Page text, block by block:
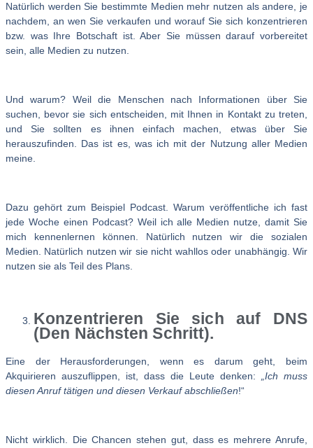
Natürlich werden Sie bestimmte Medien mehr nutzen als andere, je
nachdem, an wen Sie verkaufen und worauf Sie sich konzentrieren
bzw. was Ihre Botschaft ist. Aber Sie müssen darauf vorbereitet
sein, alle Medien zu nutzen.
Und warum? Weil die Menschen nach Informationen über Sie
suchen, bevor sie sich entscheiden, mit Ihnen in Kontakt zu treten,
und Sie sollten es ihnen einfach machen, etwas über Sie
herauszufinden. Das ist es, was ich mit der Nutzung aller Medien
meine.
Dazu gehört zum Beispiel Podcast. Warum veröffentliche ich fast
jede Woche einen Podcast? Weil ich alle Medien nutze, damit Sie
mich kennenlernen können. Natürlich nutzen wir die sozialen
Medien. Natürlich nutzen wir sie nicht wahllos oder unabhängig. Wir
nutzen sie als Teil des Plans.
Konzentrieren Sie sich auf DNS
(Den Nächsten Schritt).
Eine der Herausforderungen, wenn es darum geht, beim
Akquirieren auszuflippen, ist, dass die Leute denken: „Ich muss
diesen Anruf tätigen und diesen Verkauf abschließen!“
Nicht wirklich. Die Chancen stehen gut, dass es mehrere Anrufe,